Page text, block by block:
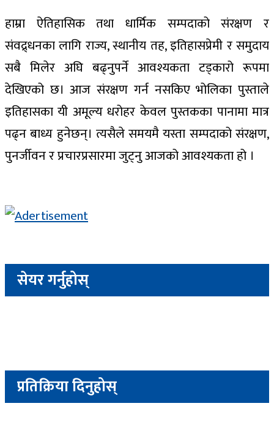
हाम्रा ऐतिहासिक तथा धार्मिक सम्पदाको संरक्षण र
संवद्र्धनका लागि राज्य, स्थानीय तह, इतिहासप्रेमी र समुदाय
सबै मिलेर अघि बढ्नुपर्ने आवश्यकता टड्कारो रूपमा
देखिएको छ। आज संरक्षण गर्न नसकिए भोलिका पुस्ताले
इतिहासका यी अमूल्य धरोहर केवल पुस्तकका पानामा मात्र
पढ्न बाध्य हुनेछन्। त्यसैले समयमै यस्ता सम्पदाको संरक्षण,
पुनर्जीवन र प्रचारप्रसारमा जुट्नु आजको आवश्यकता हो ।
सेयर गर्नुहोस्
प्रतिक्रिया दिनुहोस्